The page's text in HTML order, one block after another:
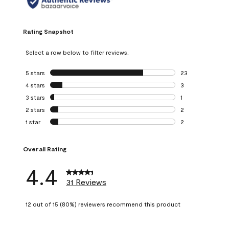
Rating Snapshot
Select a row below to filter reviews.
5 stars stars
23
23 reviews with
4 stars stars
3
3 reviews with 4
3 stars stars
1
1 review with 3
2 stars stars
2
2 reviews with 2
1 star stars
2
Overall Rating
4.4 31 Reviews
12 out of 15 (80%) reviewers recommend this product